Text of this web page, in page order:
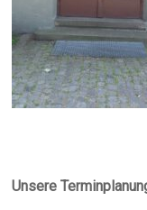
Unsere